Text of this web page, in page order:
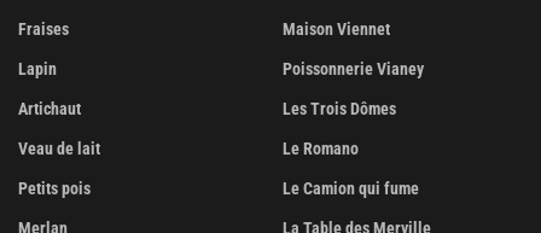
Fraises
Lapin
Artichaut
Veau de lait
Petits pois
Merlan
Maison Viennet
Poissonnerie Vianey
Les Trois Dômes
Le Romano
Le Camion qui fume
La Table des Merville